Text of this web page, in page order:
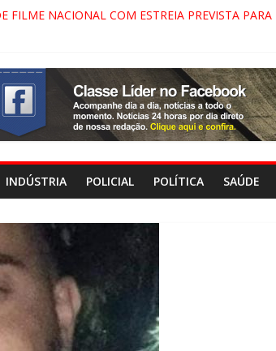
FILME NACIONAL COM ESTREIA PREVISTA
SERÁ BLOQUEADO NO FIM DE SEMANA;
E QUELUZ NA RETA FINAL PELA FÁBRICA
INDÚSTRIA POLICIAL POLÍTICA SAÚDE